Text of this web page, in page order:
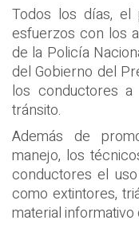
Todos los días, el
esfuerzos con los
de la Policía
del Gobierno del
los conductores
tránsito.
Además de
manejo, los
conductores el
como extintores,
material informativo